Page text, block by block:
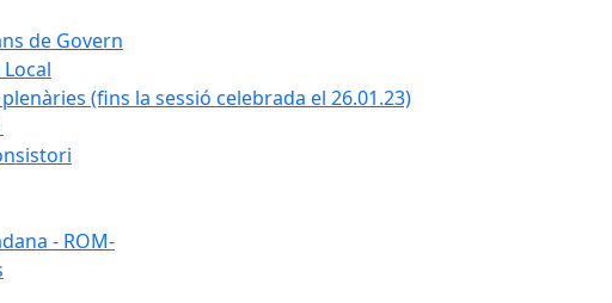
de Govern
(fins la sessió celebrada el 26.01.23)
- ROM-